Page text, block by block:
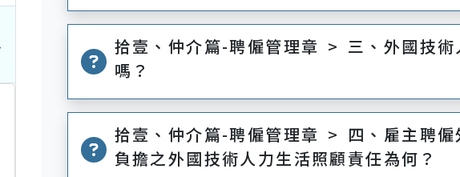
拾壹、仲介篇-聘僱管理章 > 三、外國技術
嗎？
拾壹、仲介篇-聘僱管理章 > 四、雇主聘僱
負擔之外國技術人力生活照顧責任為何？